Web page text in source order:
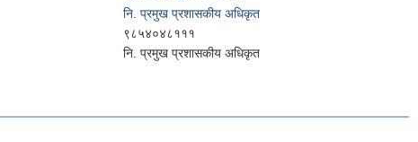
नि. प्रमुख प्रशासकीय अधिकृत
९८५४०४८१११
नि. प्रमुख प्रशासकीय अधिकृत